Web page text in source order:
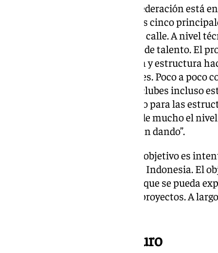
“Aquí está en crecimiento. La Federación está
que es meter a Irak en una de las cinco
muy futbolero, hay mucho en la calle. A nivel
diferencias, pero está llenísimo de talento. El
debido a la falta de organización y estructura
y rápido, físico y con transiciones. Poco a poco
extranjeros va mejorando. Los clubes incluso
incorporar figuras del extranjero para las
anárquicos quizás. Me sorprende mucho el
afianzarse los pasos que se están dando”.
Objetivos del país. “El principal objetivo es
está jugando con Arabia Saudí e Indonesia. El
se vaya desarrollando e incluso que se pueda
La Federación tiene diferentes proyectos. A
Etapa en Dubai y futuro